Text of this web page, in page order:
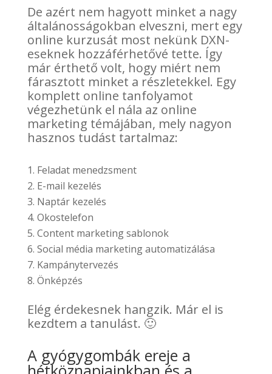
De azért nem hagyott minket a nagy
általánosságokban elveszni, mert egy
online kurzusát most nekünk DXN-
eseknek hozzáférhetővé tette. Így
már érthető volt, hogy miért nem
fárasztott minket a részletekkel. Egy
komplett online tanfolyamot
végezhetünk el nála az online
marketing témájában, mely nagyon
hasznos tudást tartalmaz:
Feladat menedzsment
E-mail kezelés
Naptár kezelés
Okostelefon
Content marketing sablonok
Social média marketing automatizálása
Kampánytervezés
Önképzés
Elég érdekesnek hangzik. Már el is
kezdtem a tanulást. 🙂
A gyógygombák ereje a